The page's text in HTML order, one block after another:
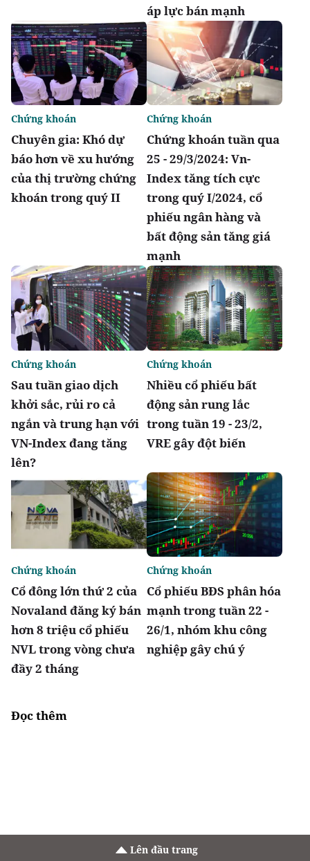
áp lực bán mạnh
Chuyên gia: Khó dự
báo hơn về xu hướng
của thị trường chứng
khoán trong quý II
Chứng khoán
Chứng khoán tuần qua
25 - 29/3/2024: Vn-
Index tăng tích cực
trong quý I/2024, cổ
phiếu ngân hàng và
bất động sản tăng giá
mạnh
Chứng khoán
Sau tuần giao dịch
khởi sắc, rủi ro cả
ngắn và trung hạn với
VN-Index đang tăng
lên?
Chứng khoán
Nhiều cổ phiếu bất
động sản rung lắc
trong tuần 19 - 23/2,
VRE gây đột biến
Chứng khoán
Cổ đông lớn thứ 2 của
Novaland đăng ký bán
hơn 8 triệu cổ phiếu
NVL trong vòng chưa
đầy 2 tháng
Chứng khoán
Cổ phiếu BĐS phân hóa
mạnh trong tuần 22 -
26/1, nhóm khu công
nghiệp gây chú ý
Chứng khoán
Đọc thêm
Lên đầu trang